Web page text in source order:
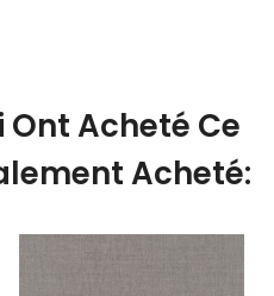
Ont Acheté Ce
Acheté: